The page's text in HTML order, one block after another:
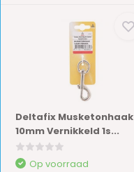
Deltafix Musketonhaak
10mm Vernikkeld 1s...
Op voorraad